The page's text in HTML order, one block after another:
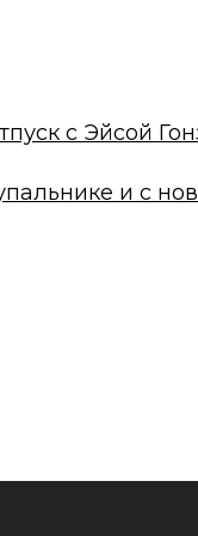
с Эйсой
и с